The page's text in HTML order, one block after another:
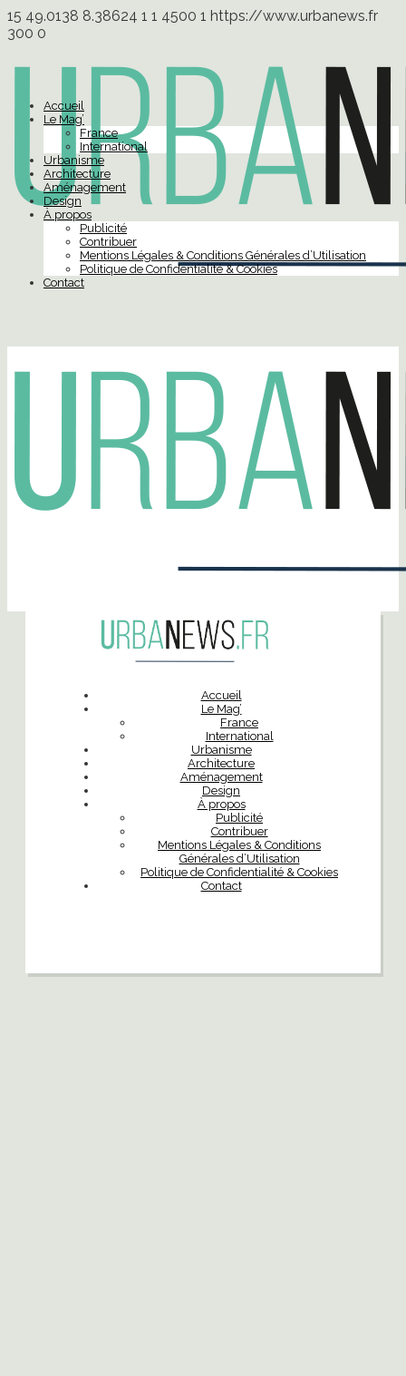
15 49.0138 8.38624 1 1 4500 1 https://www.urbanews.fr
300 0
Accueil
Le Mag’
France
International
Urbanisme
Architecture
Aménagement
Design
À propos
Publicité
Contribuer
Mentions Légales & Conditions Générales d’Utilisation
Politique de Confidentialité & Cookies
Contact
Accueil
Le Mag’
France
International
Urbanisme
Architecture
Aménagement
Design
À propos
Publicité
Contribuer
Mentions Légales & Conditions
Générales d’Utilisation
Politique de Confidentialité & Cookies
Contact